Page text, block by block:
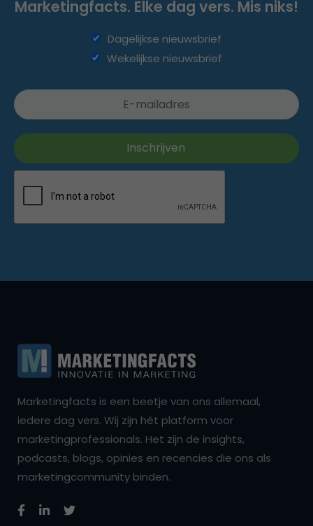
Marketingfacts. Elke dag vers. Mis niks!
Dagelijkse nieuwsbrief
Wekelijkse nieuwsbrief
Marketingfacts is een beetje van ons allemaal,
iedere dag vers. Wij zijn hét platform voor
marketingprofessionals. Het zijn de insights,
podcasts, blogs, opinies en recencies die ons als
marketingcommunity binden.